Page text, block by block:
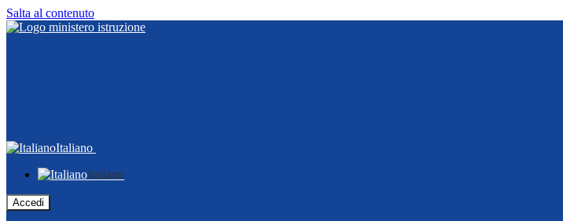
Salta al contenuto
Italiano
Italiano
Accedi